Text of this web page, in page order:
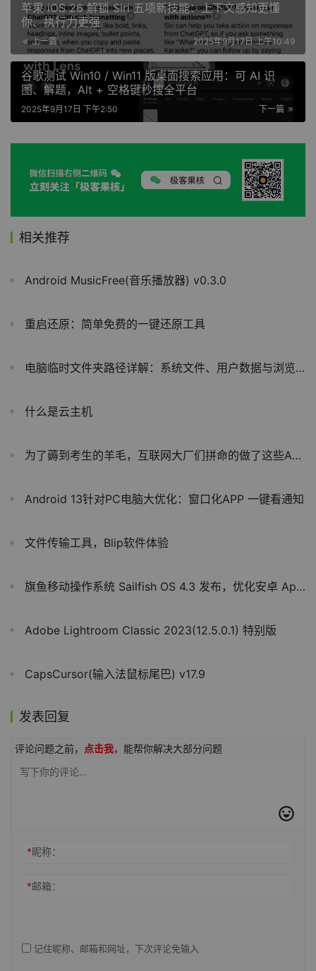
苹果 iOS 26 解锁 Siri 五项新技能：上下文感知更懂
你、执行力更强
上一篇 2025年9月17日 上午10:49
谷歌测试 Win10 / Win11 版桌面搜索应用：可 AI 识
图、解题，Alt + 空格键秒搜全平台
下一篇
2025年9月17日 下午2:50
相关推荐
Android MusicFree(音乐播放器) v0.3.0
重启还原：简单免费的一键还原工具
电脑临时文件夹路径详解：系统文件、用户数据与浏览器文件临时文件夹位置
什么是云主机
为了薅到考生的羊毛，互联网大厂们拼命的做了这些APP
Android 13针对PC电脑大优化：窗口化APP 一键看通知
文件传输工具，Blip软件体验
旗鱼移动操作系统 Sailfish OS 4.3 发布，优化安卓 App 使用体验
Adobe Lightroom Classic 2023(12.5.0.1) 特别版
CapsCursor(输入法鼠标尾巴) v17.9
发表回复
评论问题之前， 点击我，能帮你解决大部分问题
*昵称：
*邮箱：
记住昵称、邮箱和网址，下次评论免输入